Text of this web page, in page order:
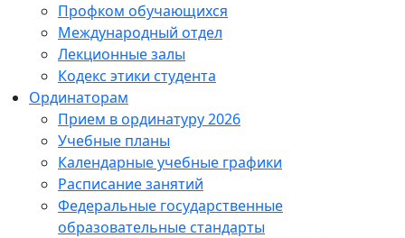
Профком обучающихся
Международный отдел
Лекционные залы
Кодекс этики студента
Ординаторам
Прием в ординатуру 2026
Учебные планы
Календарные учебные графики
Расписание занятий
Федеральные государственные
образовательные стандарты